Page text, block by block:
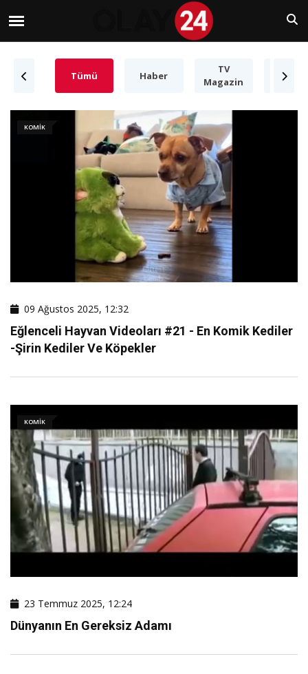
Tümü Haber
TV
Magazin
Süper
KOMIK
09 Ağustos 2025, 12:32
Eğlenceli Hayvan Videoları #21 - En Komik Kediler
-şirin Kediler Ve Köpekler
KOMIK
23 Temmuz 2025, 12:24
Dünyanın En Gereksiz Adamı